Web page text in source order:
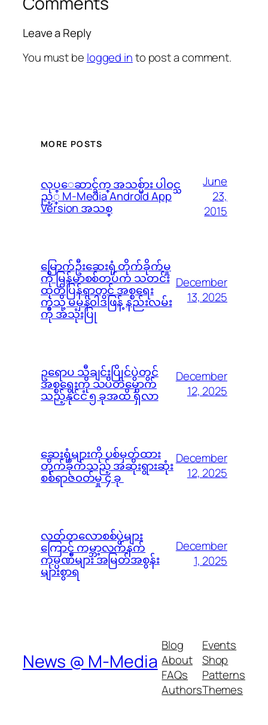
Leave a Reply
You must be logged into post a comment.
MORE POSTS
လုပ္ေဆာင္ခ်က္ အသစ္မ်ား ပါဝင္သ
ည့္ M-Media Android App
Version အသစ္
June
23,
2015
မြောက်ဦးဆေးရုံ တိုက်ခိုက်မှု
ကို မြန်မာစစ်တပ်က သတင်း
ထုတ်ပြန်ရာတွင် အစ္စရေး
ကဲ့သို့ မမှန်၀ါဒဖြန့် နည်းလမ်း
ကို အသုံးပြု
December
13, 2025
ဥရောပ သီချင်းပြိုင်ပွဲတွင်
အစ္စရေးကို သပိတ်မှောက်
သည့်နိုင်ငံ ၅ ခုအထိ ရှိလာ
December
12, 2025
ဆေးရုံများကို ပစ်မှတ်ထား
တိုက်ခိုက်သည့် အဆိုးရွားဆုံး
စစ်ရာဇ၀တ်မှု ၄ ခု
December
12, 2025
လတ်တလောစစ်ပွဲများ
ကြောင့် ကမ္ဘာ့လက်နက်
ကုမ္ပဏီများ အမြတ်အစွန်း
များစွာရ
December
1, 2025
News @ M-Media
Blog
About
FAQs
Authors
Events
Shop
Patterns
Themes